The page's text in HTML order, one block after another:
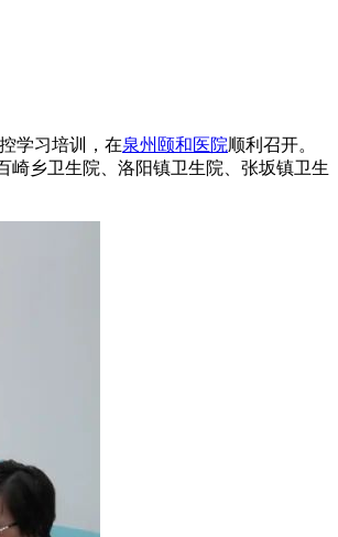
学习培训，在泉州颐和医院顺利召开。
崎乡卫生院、洛阳镇卫生院、张坂镇卫生